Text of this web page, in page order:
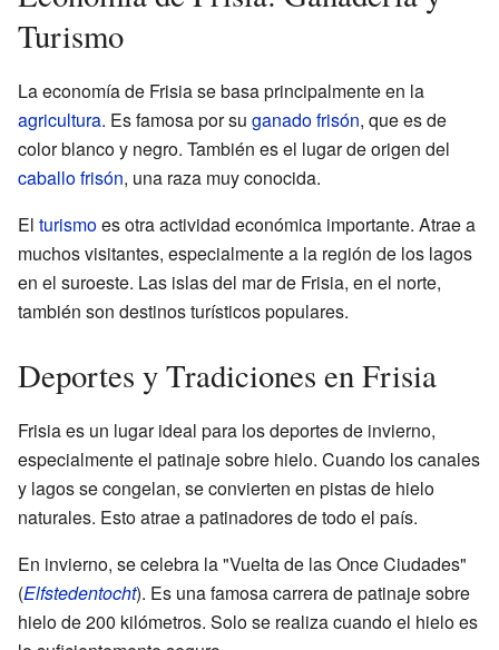
Turismo
La economía de Frisia se basa principalmente en la
agricultura. Es famosa por su ganado frisón, que es de
color blanco y negro. También es el lugar de origen del
caballo frisón, una raza muy conocida.
El turismoes otra actividad económica importante. Atrae a
muchos visitantes, especialmente a la región de los lagos
en el suroeste. Las islas del mar de Frisia, en el norte,
también son destinos turísticos populares.
Deportes y Tradiciones en Frisia
Frisia es un lugar ideal para los deportes de invierno,
especialmente el patinaje sobre hielo. Cuando los canales
y lagos se congelan, se convierten en pistas de hielo
naturales. Esto atrae a patinadores de todo el país.
En invierno, se celebra la "Vuelta de las Once Ciudades"
(Elfstedentocht). Es una famosa carrera de patinaje sobre
hielo de 200 kilómetros. Solo se realiza cuando el hielo es